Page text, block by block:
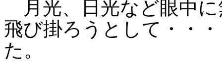
月光、日光など眼中
飛び掛ろうとして・・
た。